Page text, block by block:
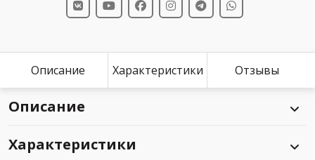
Описание Характеристики Отзывы
Описание
Характеристики